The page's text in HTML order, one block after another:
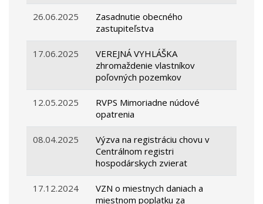
26.06.2025
Zasadnutie obecného
zastupiteľstva
17.06.2025
VEREJNÁ VYHLÁŠKA
zhromaždenie vlastníkov
poľovných pozemkov
12.05.2025
RVPS Mimoriadne núdové
opatrenia
08.04.2025
Výzva na registráciu chovu v
Centrálnom registri
hospodárskych zvierat
17.12.2024
VZN o miestnych daniach a
miestnom poplatku za